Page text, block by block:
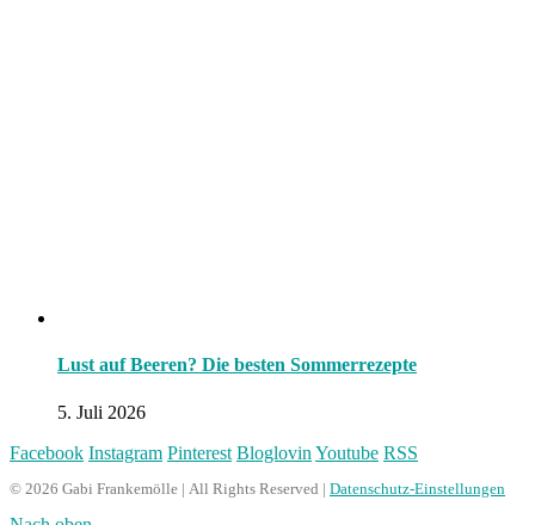
Lust auf Beeren? Die besten Sommerrezepte
5. Juli 2026
Facebook Instagram Pinterest Bloglovin Youtube RSS
© 2026 Gabi Frankemölle | All Rights Reserved | Datenschutz-Einstellungen